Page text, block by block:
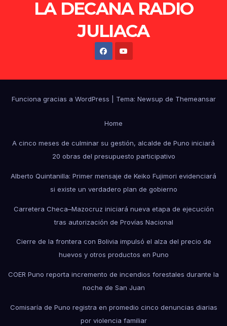
LA DECANA RADIO
JULIACA
Funciona gracias a WordPress Tema: Newsup de Themeansar
Home
A cinco meses de culminar su gestión, alcalde de Puno iniciará
20 obras del presupuesto participativo
Alberto Quintanilla: Primer mensaje de Keiko Fujimori evidenciará
si existe un verdadero plan de gobierno
Carretera Checa–Mazocruz iniciará nueva etapa de ejecución
tras autorización de Provías Nacional
Cierre de la frontera con Bolivia impulsó el alza del precio de
huevos y otros productos en Puno
COER Puno reporta incremento de incendios forestales durante la
noche de San Juan
Comisaría de Puno registra en promedio cinco denuncias diarias
por violencia familiar